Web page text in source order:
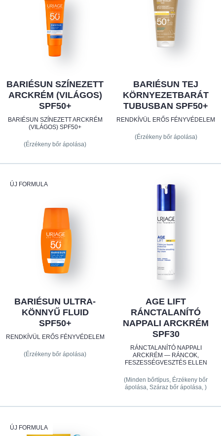
BARIÉSUN SZÍNEZETT
ARCKRÉM (VILÁGOS)
SPF50+
BARIÉSUN SZÍNEZETT ARCKRÉM
(VILÁGOS) SPF50+
(Érzékeny bőr ápolása)
BARIÉSUN TEJ
KÖRNYEZETBARÁT
TUBUSBAN SPF50+
RENDKÍVÜL ERŐS FÉNYVÉDELEM
(Érzékeny bőr ápolása)
ÚJ FORMULA
BARIÉSUN ULTRA-
KÖNNYŰ FLUID
SPF50+
RENDKÍVÜL ERŐS FÉNYVÉDELEM
(Érzékeny bőr ápolása)
AGE LIFT
RÁNCTALANÍTÓ
NAPPALI ARCKRÉM
SPF30
RÁNCTALANÍTÓ NAPPALI
ARCKRÉM — RÁNCOK,
FESZESSÉGVESZTÉS ELLEN
(Minden bőrtípus, Érzékeny bőr
ápolása, Száraz bőr ápolása, )
ÚJ FORMULA